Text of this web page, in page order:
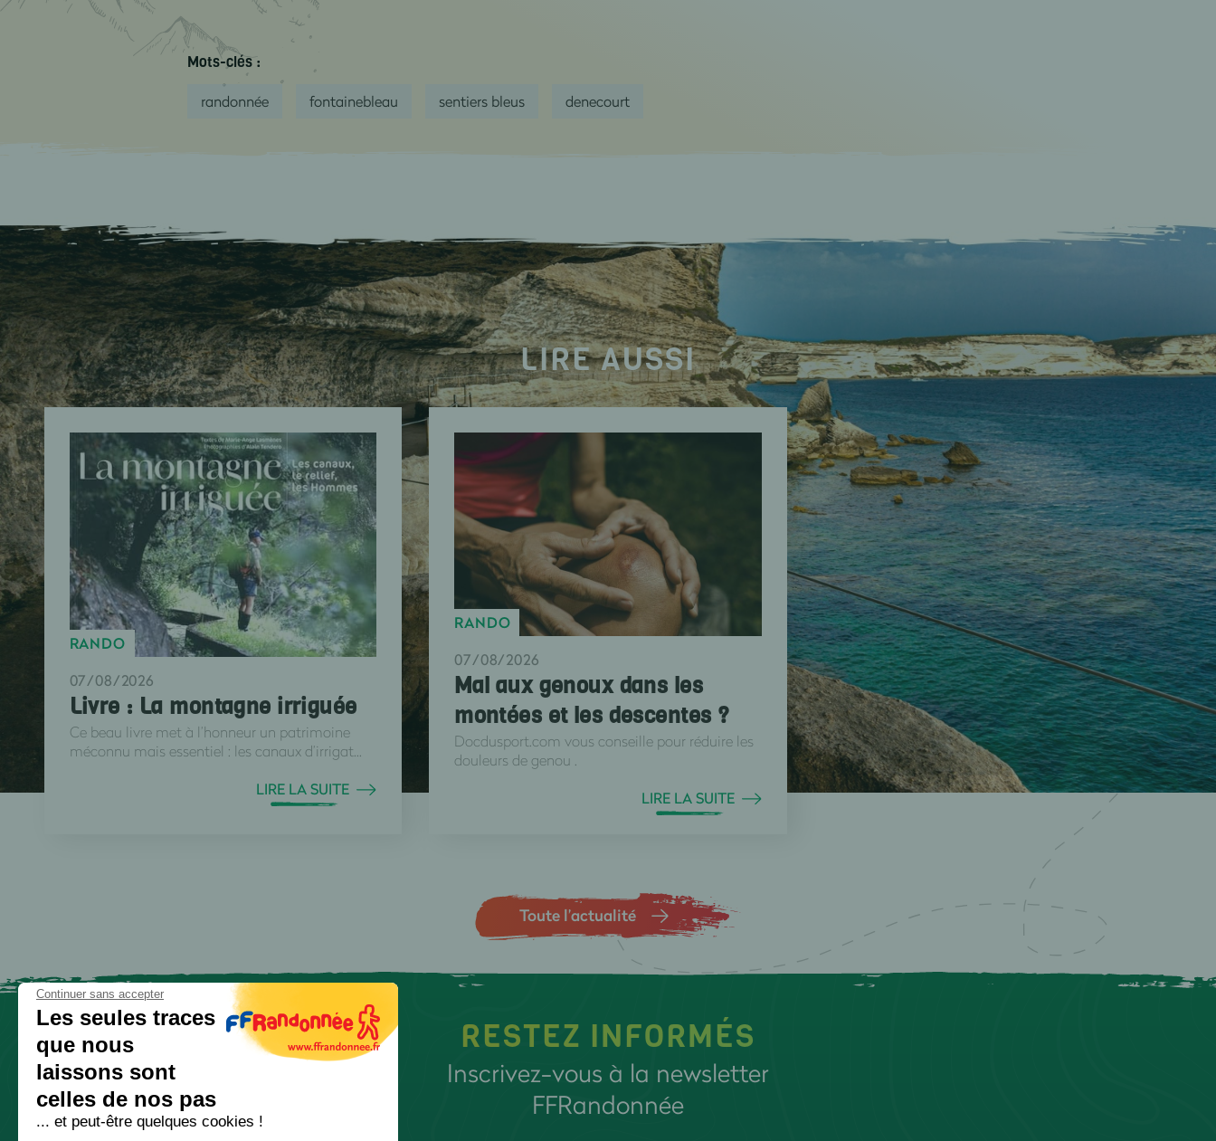
Mots-clés :
randonnée fontainebleau sentiers bleus denecourt
LIRE AUSSI
RANDO
07/08/2026
Livre : La montagne irriguée
Ce beau livre met à l’honneur un patrimoine
méconnu mais essentiel : les canaux d’irrigat...
LIRE LA SUITE
RANDO
07/08/2026
Mal aux genoux dans les
montées et les descentes ?
Docdusport.com vous conseille pour réduire les
douleurs de genou .
LIRE LA SUITE
Toute l’actualité
RESTEZ INFORMÉS
Inscrivez-vous à la newsletter
FFRandonnée
Continuer sans accepter
Les seules traces
que nous
laissons sont
celles de nos pas
... et peut-être quelques cookies !